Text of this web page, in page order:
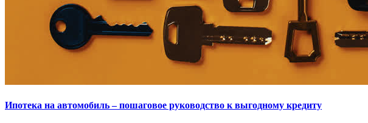
Ипотека на автомобиль – пошаговое руководство к выгодному кредиту